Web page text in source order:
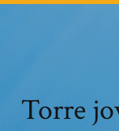
Torre